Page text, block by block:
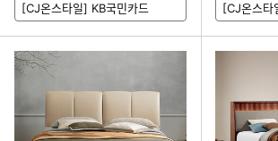
[CJ온스타일] KB국민카드
[CJ온스타